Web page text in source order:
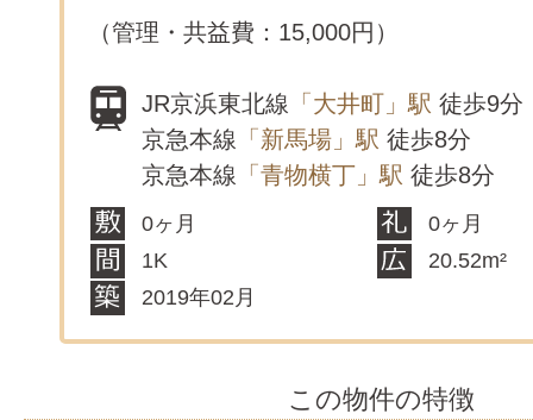
（管理・共益費：15,000円）
JR京浜東北線 「大井町」駅 徒歩9分
京急本線 「新馬場」駅 徒歩8分
京急本線 「青物横丁」駅 徒歩8分
0ヶ月
0ヶ月
1K
20.52m²
2019年02月
この物件の特徴